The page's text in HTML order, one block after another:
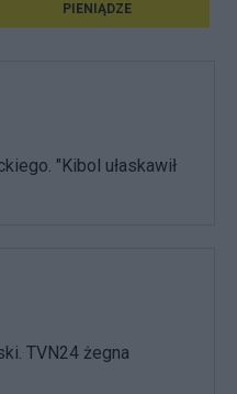
PIENIĄDZE
"Kibol ułaskawił
TVN24 żegna